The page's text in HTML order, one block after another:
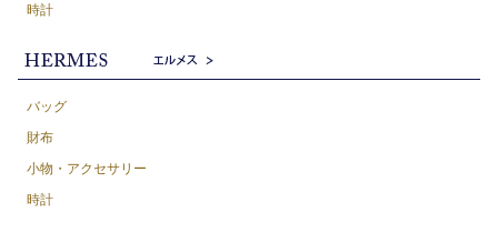
時計
バッグ
財布
小物・アクセサリー
時計